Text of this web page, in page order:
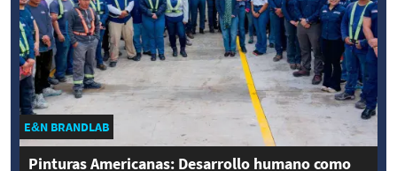
E&N BRANDLAB
Pinturas Americanas: Desarrollo humano como